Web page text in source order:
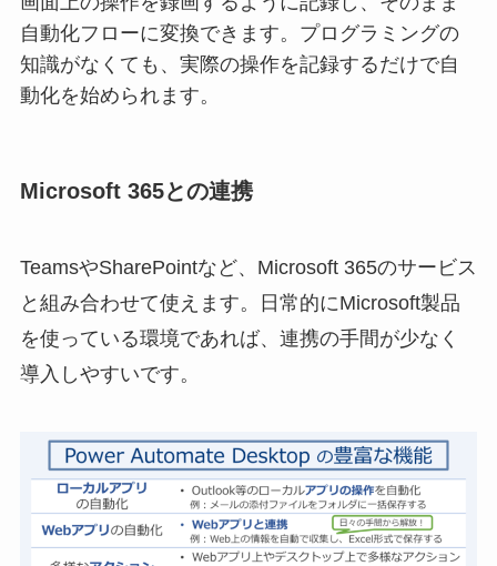
自動化フローに変換できます。プログラミングの
知識がなくても、実際の操作を記録するだけで自
動化を始められます。
Microsoft 365との連携
TeamsやSharePointなど、Microsoft 365のサービス
と組み合わせて使えます。日常的にMicrosoft製品
を使っている環境であれば、連携の手間が少なく
導入しやすいです。